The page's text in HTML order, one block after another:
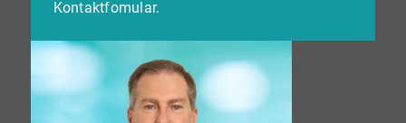
Kontaktfomular.